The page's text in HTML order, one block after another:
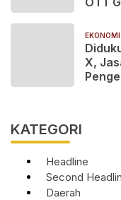
X,
KATEGORI
Headline
Second
Daerah